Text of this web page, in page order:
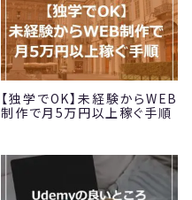
【独学でOK】未経験からWEB
制作で月5万円以上稼ぐ手順